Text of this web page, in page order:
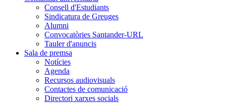
Consell d'Estudiants
Sindicatura de Greuges
Alumni
Convocatòries Santander-URL
Tauler d'anuncis
Sala de premsa
Notícies
Agenda
Recursos audiovisuals
Contactes de comunicació
Directori xarxes socials